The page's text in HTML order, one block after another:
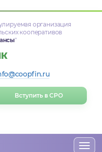
организация
кооперативов
"
Вступить в СРО